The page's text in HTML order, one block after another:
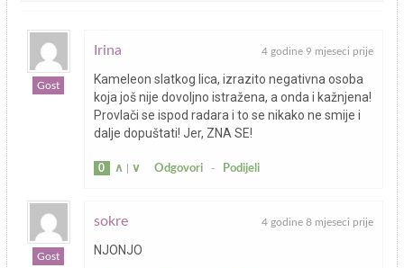
Gost
Irina 4 godine 9 mjeseci prije
Kameleon slatkog lica, izrazito negativna osoba
koja još nije dovoljno istražena, a onda i kažnjena!
Provlači se ispod radara i to se nikako ne smije i
dalje dopuštati! Jer, ZNA SE!
0 ∧ ∨ Odgovori- Podijeli
Gost
sokre 4 godine 8 mjeseci prije
NJONJO